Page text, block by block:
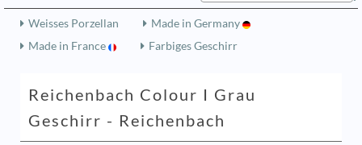
Weisses Porzellan
Made in Germany
Made in France
Farbiges Geschirr
Reichenbach Colour I Grau
Geschirr - Reichenbach